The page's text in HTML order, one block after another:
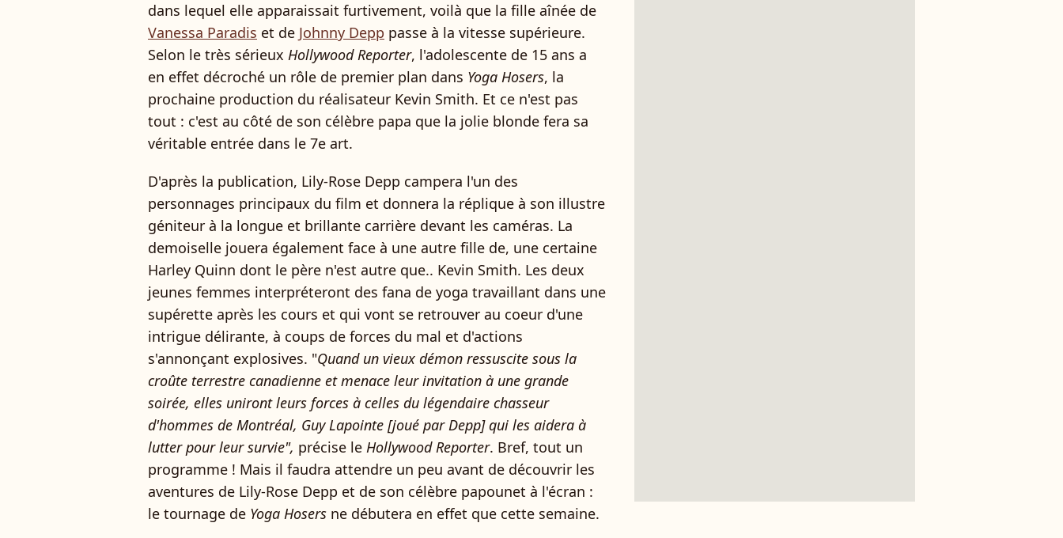
dans lequel elle apparaissait furtivement, voilà que la fille aînée de
Vanessa Paradis et de Johnny Depp passe à la vitesse supérieure.
Selon le très sérieux Hollywood Reporter, l'adolescente de 15 ans a
en effet décroché un rôle de premier plan dans Yoga Hosers, la
prochaine production du réalisateur Kevin Smith. Et ce n'est pas
tout : c'est au côté de son célèbre papa que la jolie blonde fera sa
véritable entrée dans le 7e art.
D'après la publication, Lily-Rose Depp campera l'un des
personnages principaux du film et donnera la réplique à son illustre
géniteur à la longue et brillante carrière devant les caméras. La
demoiselle jouera également face à une autre fille de, une certaine
Harley Quinn dont le père n'est autre que.. Kevin Smith. Les deux
jeunes femmes interpréteront des fana de yoga travaillant dans une
supérette après les cours et qui vont se retrouver au coeur d'une
intrigue délirante, à coups de forces du mal et d'actions
s'annonçant explosives. "Quand un vieux démon ressuscite sous la
croûte terrestre canadienne et menace leur invitation à une grande
soirée, elles uniront leurs forces à celles du légendaire chasseur
d'hommes de Montréal, Guy Lapointe [joué par Depp] qui les aidera à
lutter pour leur survie", précise le Hollywood Reporter. Bref, tout un
programme ! Mais il faudra attendre un peu avant de découvrir les
aventures de Lily-Rose Depp et de son célèbre papounet à l'écran :
le tournage de Yoga Hosers ne débutera en effet que cette semaine.